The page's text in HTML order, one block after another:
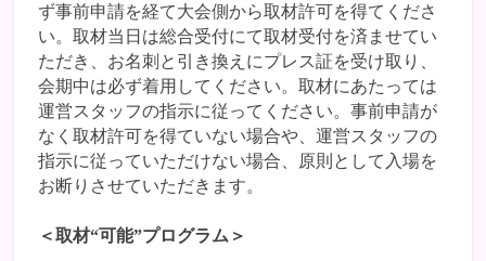
ず事前申請を経て大会側から取材許可を得てくださ
い。取材当日は総合受付にて取材受付を済ませてい
ただき、お名刺と引き換えにプレス証を受け取り、
会期中は必ず着用してください。取材にあたっては
運営スタッフの指示に従ってください。事前申請が
なく取材許可を得ていない場合や、運営スタッフの
指示に従っていただけない場合、原則として入場を
お断りさせていただきます。
＜取材“可能”プログラム＞